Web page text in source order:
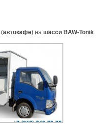
(автокафе) на шасси BAW-Tonik